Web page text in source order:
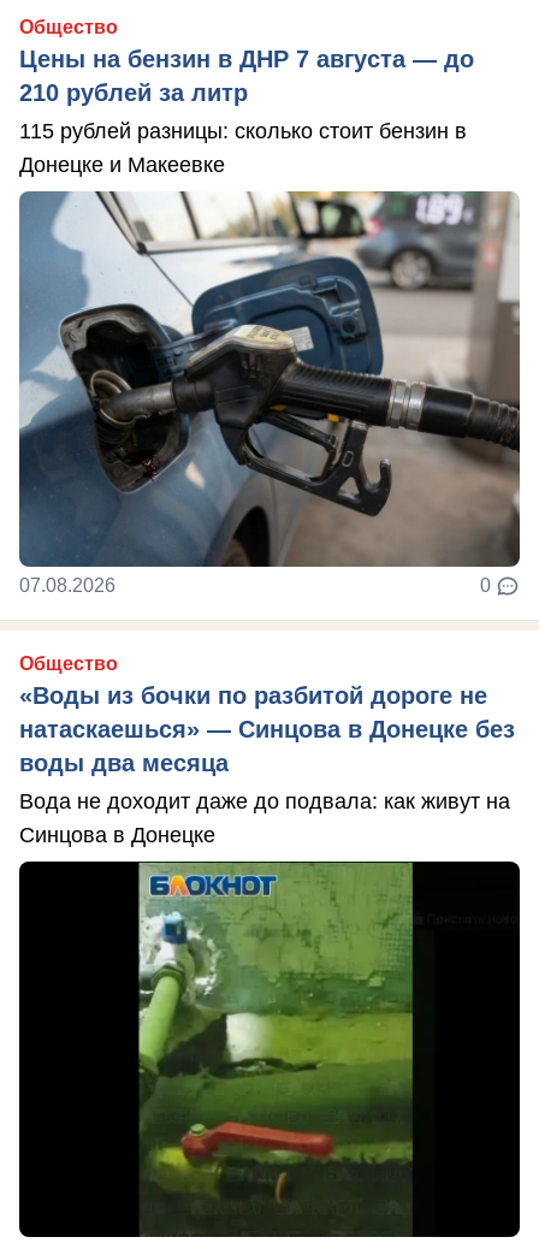
Общество
Цены на бензин в ДНР 7 августа — до
210 рублей за литр
115 рублей разницы: сколько стоит бензин в
Донецке и Макеевке
07.08.2026 0
Общество
«Воды из бочки по разбитой дороге не
натаскаешься» — Синцова в Донецке без
воды два месяца
Вода не доходит даже до подвала: как живут на
Синцова в Донецке